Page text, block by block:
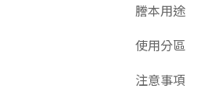
謄本用途
使用分區
注意事項